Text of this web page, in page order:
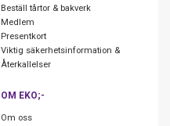
Beställ tårtor & bakverk
Medlem
Presentkort
Viktig säkerhetsinformation &
Återkallelser
OM EKO;-
Om oss